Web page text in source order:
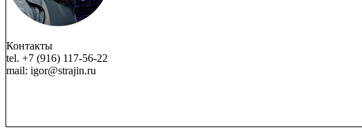
Контакты
tel. +7 (916) 117-56-22
mail: igor@strajin.ru